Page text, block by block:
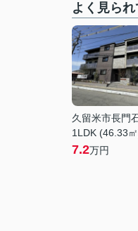
よく見ら
久留米市長門
1LDK (46.33
7.2万円